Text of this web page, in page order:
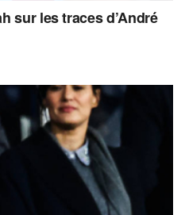
sur les traces d’André